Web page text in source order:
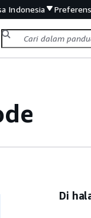
Indonesia
Di